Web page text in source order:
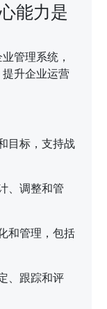
能力是
管理系统，
升企业运营
目标，支持战
、调整和管
和管理，包括
、跟踪和评